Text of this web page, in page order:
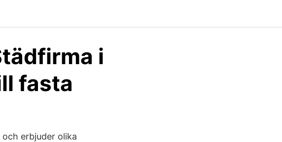
i
fasta
erbjuder olika